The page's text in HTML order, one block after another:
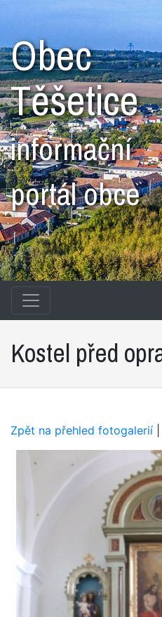
Obec
Těšetice
informační
portál obce
Kostel před
Zpět na přehled fotogalerií